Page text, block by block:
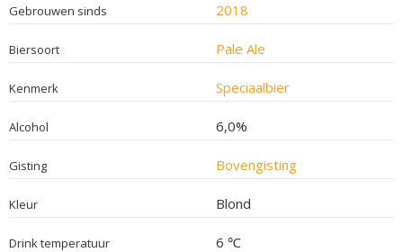
Gebrouwen sinds 2018
Biersoort Pale Ale
Kenmerk Speciaalbier
Alcohol 6,0%
Gisting Bovengisting
Kleur Blond
Drink temperatuur 6 ℃